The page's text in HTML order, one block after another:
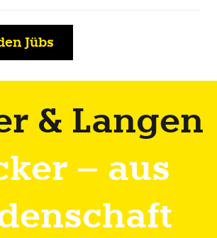
Jübs
& Langen
– aus